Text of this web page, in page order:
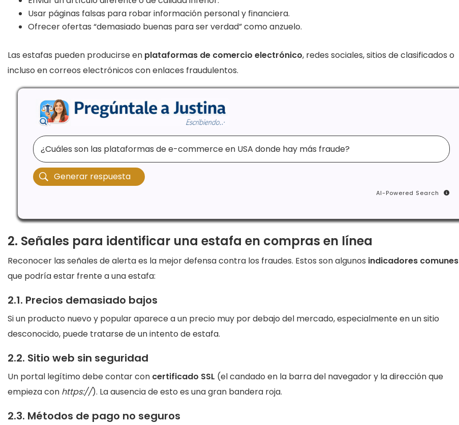
Usar páginas falsas para robar información personal y financiera.
Ofrecer ofertas “demasiado buenas para ser verdad” como anzuelo.
Las estafas pueden producirse en plataformas de comercio electrónico, redes sociales, sitios de clasificados o
incluso en correos electrónicos con enlaces fraudulentos.
AI-Powered Search
2. Señales para identificar una estafa en compras en línea
Reconocer las señales de alerta es la mejor defensa contra los fraudes. Estos son algunos indicadores comunes
que podría estar frente a una estafa:
2.1. Precios demasiado bajos
Si un producto nuevo y popular aparece a un precio muy por debajo del mercado, especialmente en un sitio
desconocido, puede tratarse de un intento de estafa.
2.2. Sitio web sin seguridad
Un portal legítimo debe contar con certificado SSL (el candado en la barra del navegador y la dirección que
empieza con https://). La ausencia de esto es una gran bandera roja.
2.3. Métodos de pago no seguros